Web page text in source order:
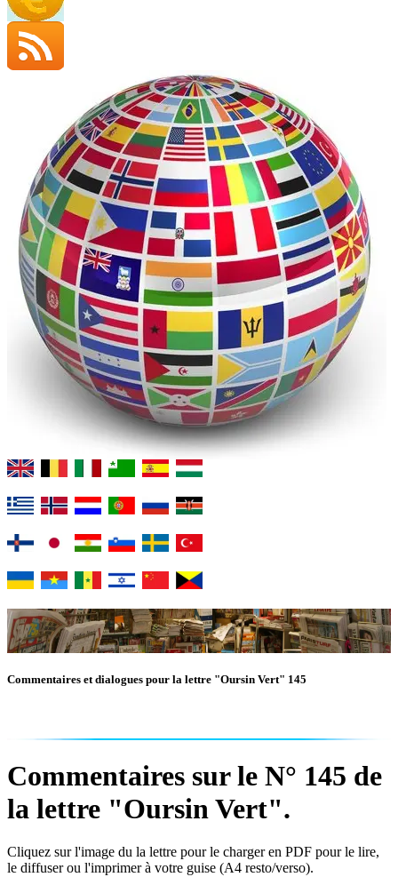
Commentaires et dialogues pour la lettre "Oursin Vert" 145
Commentaires sur le N° 145 de
la lettre "Oursin Vert".
Cliquez sur l'image du la lettre pour le charger en PDF pour le lire,
le diffuser ou l'imprimer à votre guise (A4 resto/verso).